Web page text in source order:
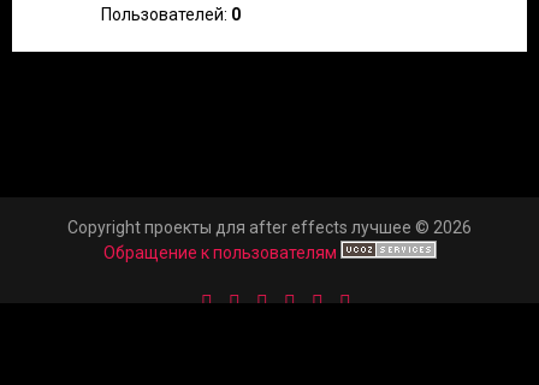
Пользователей: 0
Copyright проекты для after effects лучшее © 2026
Обращение к пользователям